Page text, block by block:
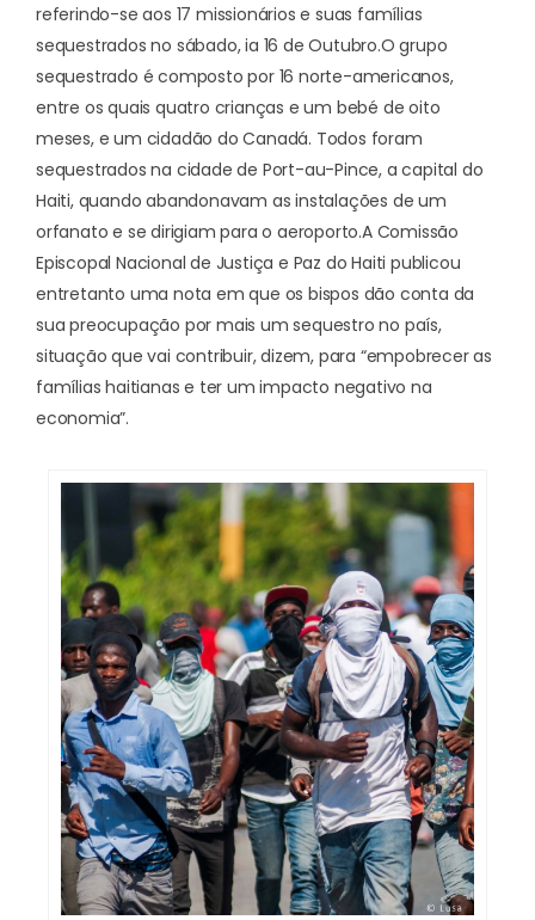
referindo-se aos 17 missionários e suas famílias
sequestrados no sábado, ia 16 de Outubro.O grupo
sequestrado é composto por 16 norte-americanos,
entre os quais quatro crianças e um bebé de oito
meses, e um cidadão do Canadá. Todos foram
sequestrados na cidade de Port-au-Pince, a capital do
Haiti, quando abandonavam as instalações de um
orfanato e se dirigiam para o aeroporto.A Comissão
Episcopal Nacional de Justiça e Paz do Haiti publicou
entretanto uma nota em que os bispos dão conta da
sua preocupação por mais um sequestro no país,
situação que vai contribuir, dizem, para “empobrecer as
famílias haitianas e ter um impacto negativo na
economia”.